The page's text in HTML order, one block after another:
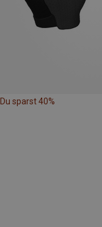
Du sparst 40%